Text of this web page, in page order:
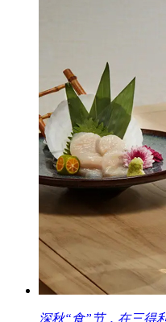
深秋“食”节，在三得